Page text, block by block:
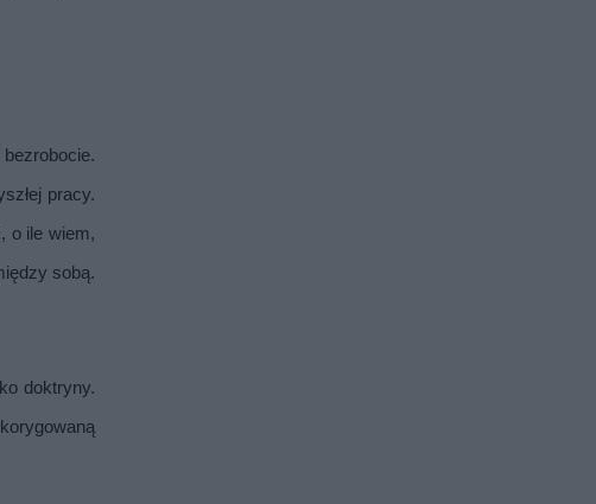
pracy.
o ile wiem,
sobą.
doktryny.